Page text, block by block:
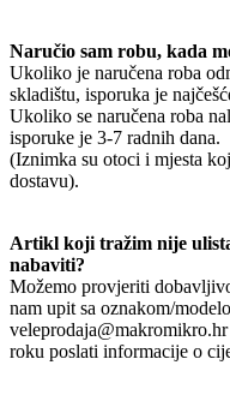
Naručio sam robu, kada
Ukoliko je naručena roba
skladištu, isporuka je
Ukoliko se naručena roba
isporuke je 3-7 radnih dana.
(Iznimka su otoci i mjesta
dostavu).
Artikl koji tražim nije
nabaviti?
Možemo provjeriti
nam upit sa oznakom/
roku poslati informacije o